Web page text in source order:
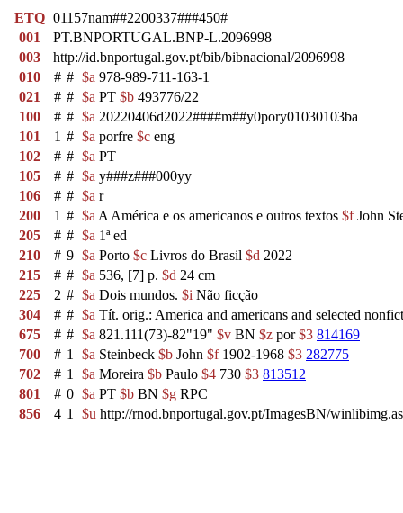
ETQ 01157nam##2200337###450#
001
PT.BNPORTUGAL.BNP-L.2096998
003
http://id.bnportugal.gov.pt/bib/bibnacional/2096998
010
# # $a 978-989-711-163-1
021
# # $a PT $b 493776/22
100
# # $a 20220406d2022####m##y0pory01030103ba
101
1 # $a porfre $c eng
102
# # $a PT
105
# # $a y###z###000yy
106
# # $a r
200
1 # $a A América e os americanos e outros textos $fJohn
205
# # $a 1ª ed
210
# 9 $a Porto $c Livros do Brasil $d 2022
215
# # $a 536, [7] p. $d 24 cm
225
2 # $a Dois mundos. $i Não ficção
304
# # $a Tít. orig.: America and americans and selected
675
# # $a 821.111(73)-82"19" $v BN $z por$3 814169
700
# 1 $a Steinbeck $b John $f1902-1968 $3 282775
702
# 1 $a Moreira $b Paulo $4 730 $3 813512
801
# 0 $a PT $b BN $g RPC
856
4 1 $u http://rnod.bnportugal.gov.pt/ImagesBN/